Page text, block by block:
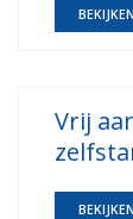
BEKIJKEN
Vrij
BEKIJKEN